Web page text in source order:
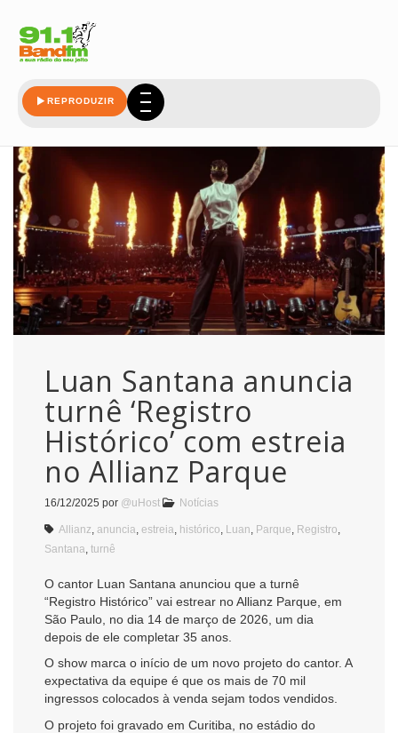
REPRODUZIR
Luan Santana anuncia
turnê ‘Registro
Histórico’ com estreia
no Allianz Parque
16/12/2025 por @uHost Notícias
Allianz anuncia estreia histórico Luan Parque Registro
Santana turnê
O cantor Luan Santana anunciou que a turnê
“Registro Histórico” vai estrear no Allianz Parque, em
São Paulo, no dia 14 de março de 2026, um dia
depois de ele completar 35 anos.
O show marca o início de um novo projeto do cantor. A
expectativa da equipe é que os mais de 70 mil
ingressos colocados à venda sejam todos vendidos.
O projeto foi gravado em Curitiba, no estádio do